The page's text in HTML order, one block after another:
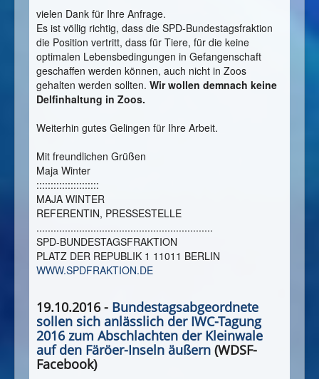
vielen Dank für Ihre Anfrage.
Es ist völlig richtig, dass die SPD-Bundestagsfraktion
die Position vertritt, dass für Tiere, für die keine
optimalen Lebensbedingungen in Gefangenschaft
geschaffen werden können, auch nicht in Zoos
gehalten werden sollten. Wir wollen demnach keine
Delfinhaltung in Zoos.
Weiterhin gutes Gelingen für Ihre Arbeit.
Mit freundlichen Grüßen
Maja Winter
::::::::::::::::::::::
MAJA WINTER
REFERENTIN, PRESSESTELLE
..............................................................
SPD-BUNDESTAGSFRAKTION
PLATZ DER REPUBLIK 1 11011 BERLIN
WWW.SPDFRAKTION.DE
19.10.2016 - Bundestagsabgeordnete
sollen sich anlässlich der IWC-Tagung
2016 zum Abschlachten der Kleinwale
auf den Färöer-Inseln äußern (WDSF-
Facebook)